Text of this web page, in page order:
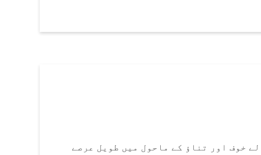
خوف اور تناؤ کے ماحول میں طویل عرصے